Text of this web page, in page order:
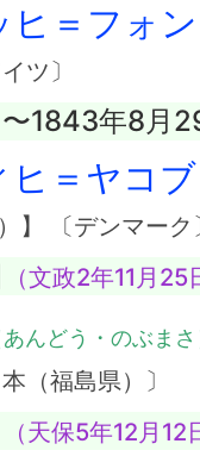
ヒ＝フォ
ツ〕
1843年8月
ヒ＝ヤコ
】 〔デンマーク
（文政2年11月25
あんどう・のぶまさ
（福島県）〕
（天保5年12月12